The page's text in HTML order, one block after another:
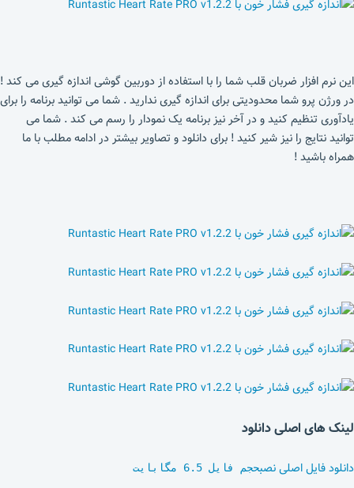
این نرم افزار ضربان قلب شما را با استفاده از دوربین گوشی اندازه گیری می کند !
در ورژن پرو شما محدودیتی برای اندازه گیری ندارید . شما می توانید برنامه را برای
یادآوری تنظیم کنید و در آخر نیز برنامه یک نمودار را رسم می کند . شما می
توانید نتایج را نیز شیر کنید ! برای دانلود و تصاویر بیشتر در ادامه مطلب با ما
همراه باشید !
لینک های اصلی دانلود
دانلود فایل اصلی نصبحجم فایل 6.5 مگابایت